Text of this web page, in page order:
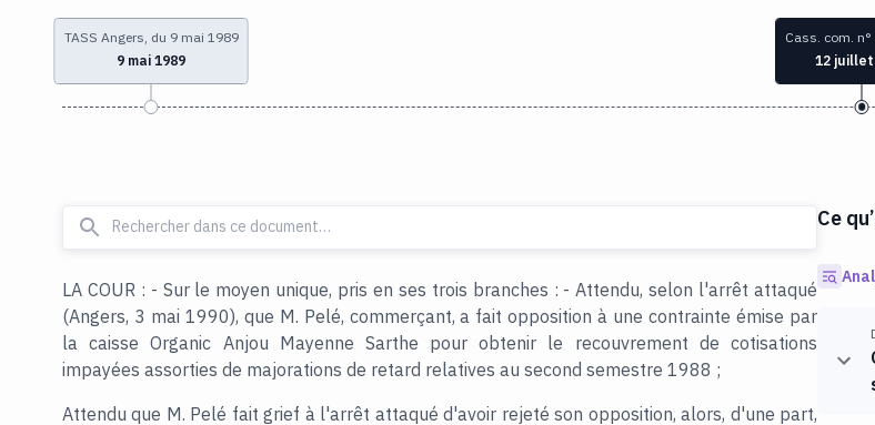
TASS Angers, du 9 mai 1989
9 mai 1989
Cass. com.
12 juillet
LA COUR : - Sur le moyen unique, pris en ses trois branches : - Attendu, selon l'arrêt attaqué
(Angers, 3 mai 1990), que M. Pelé, commerçant, a fait opposition à une contrainte émise par
la caisse Organic Anjou Mayenne Sarthe pour obtenir le recouvrement de cotisations
impayées assorties de majorations de retard relatives au second semestre 1988 ;
Attendu que M. Pelé fait grief à l'arrêt attaqué d'avoir rejeté son opposition, alors, d'une part,
Ce